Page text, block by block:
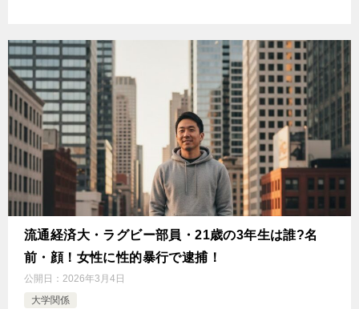
流通経済大・ラグビー部員・21歳の3年生は誰?名
前・顔！女性に性的暴行で逮捕！
公開日： 2026年3月4日
大学関係